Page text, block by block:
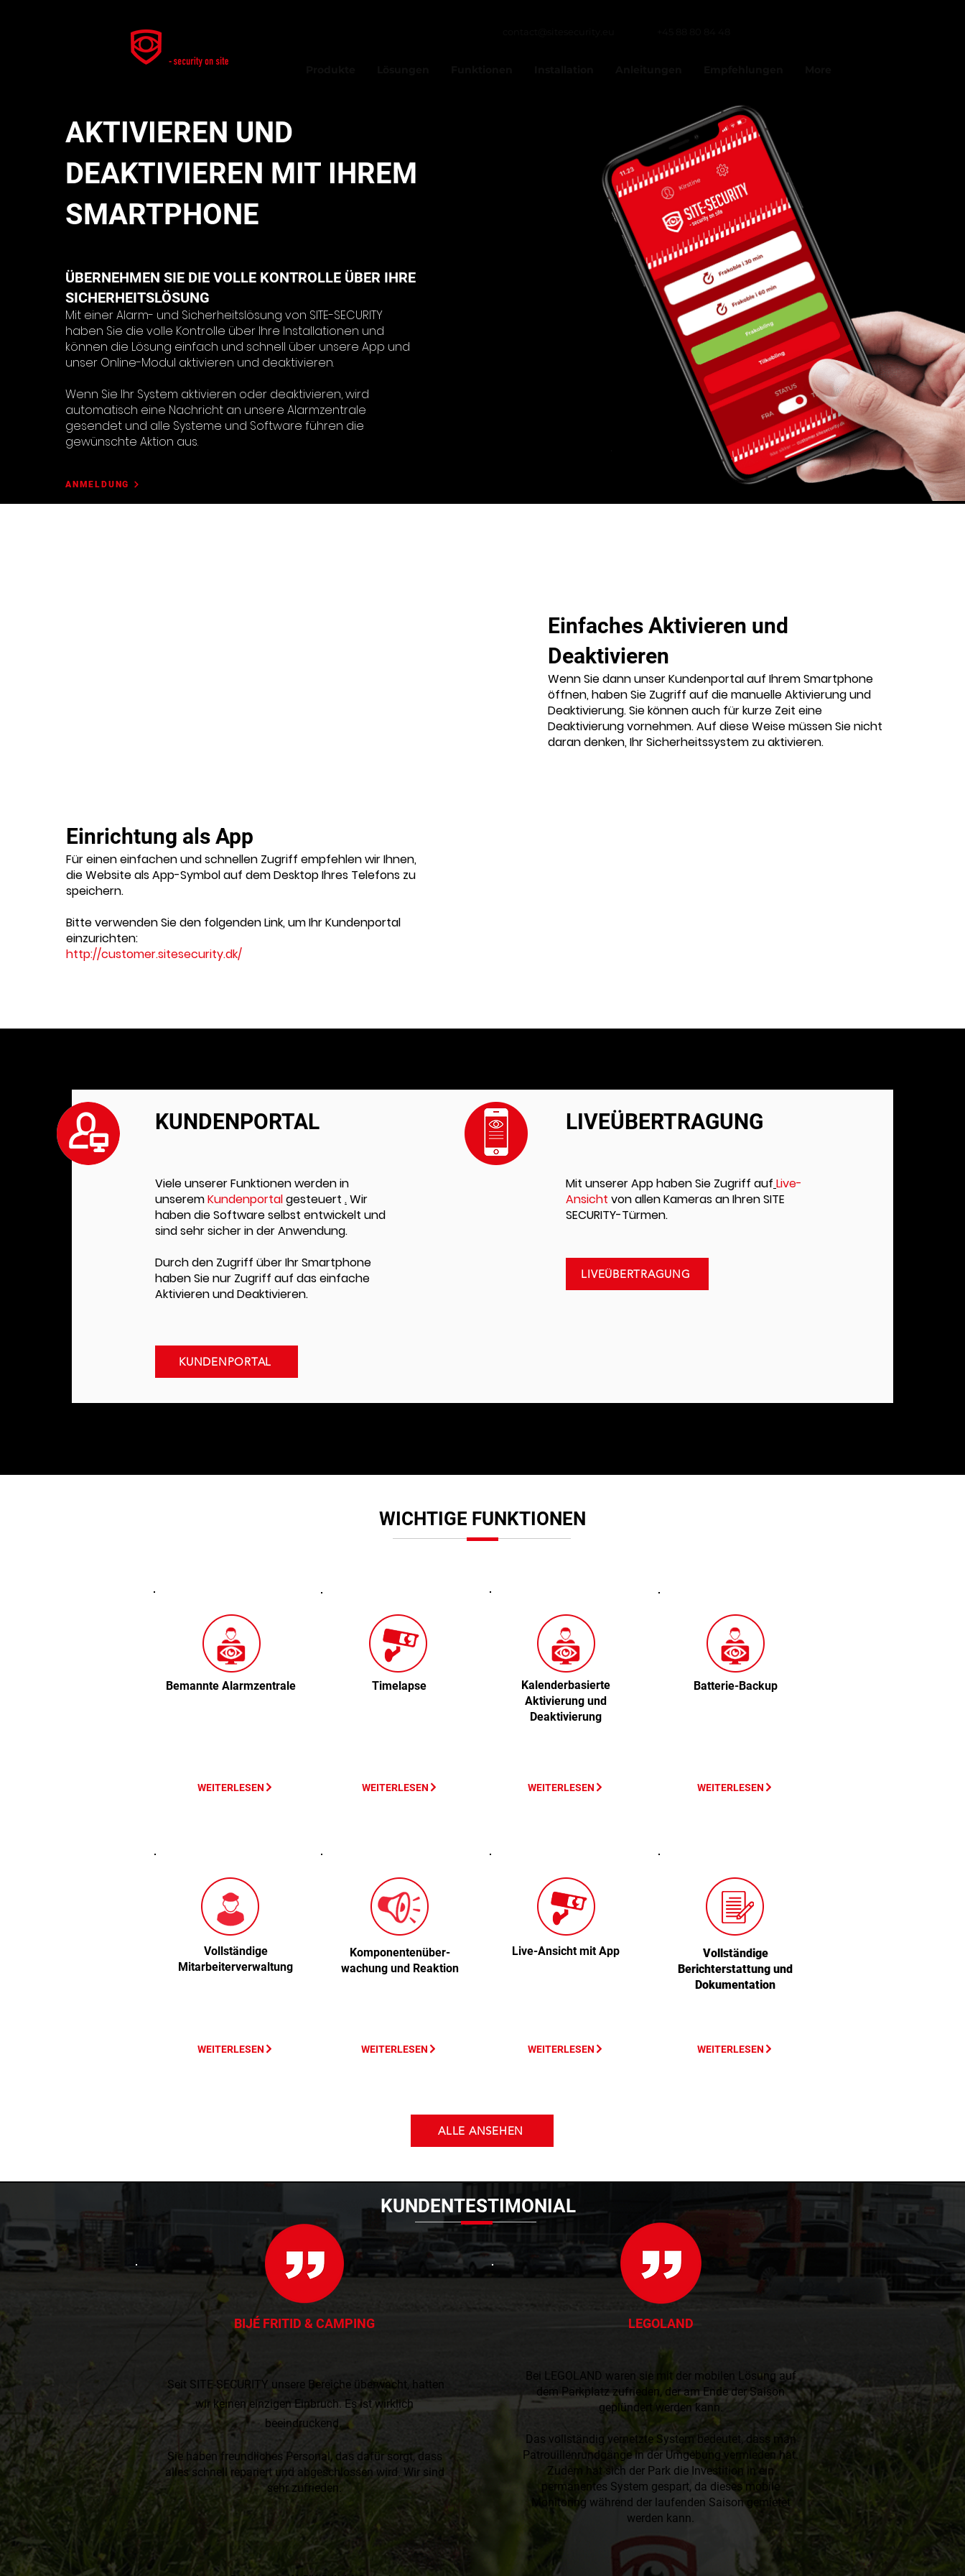
AKTIVIEREN UND
DEAKTIVIEREN MIT IHREM
SMARTPHONE
ÜBERNEHMEN SIE DIE VOLLE KONTROLLE ÜBER IHRE
SICHERHEITSLÖSUNG
Mit einer Alarm- und Sicherheitslösung von SITE-SECURITY
haben Sie die volle Kontrolle über Ihre Installationen und
können die Lösung einfach und schnell über unsere App und
unser Online-Modul aktivieren und deaktivieren.
Wenn Sie Ihr System aktivieren oder deaktivieren, wird
automatisch eine Nachricht an unsere Alarmzentrale
gesendet und alle Systeme und Software führen die
gewünschte Aktion aus.
ANMELDUNG
Einfaches Aktivieren und
Deaktivieren
Wenn Sie dann unser Kundenportal auf Ihrem Smartphone
öffnen, haben Sie Zugriff auf die manuelle Aktivierung und
Deaktivierung. Sie können auch für kurze Zeit eine
Deaktivierung vornehmen. Auf diese Weise müssen Sie nicht
daran denken, Ihr Sicherheitssystem zu aktivieren.
Einrichtung als App
Für einen einfachen und schnellen Zugriff empfehlen wir Ihnen,
die Website als App-Symbol auf dem Desktop Ihres Telefons zu
speichern.
Bitte verwenden Sie den folgenden Link, um Ihr Kundenportal
einzurichten:
http://customer.sitesecurity.dk/
KUNDENPORTAL
Viele unserer Funktionen werden in
unseremKundenportalgesteuert .Wir
haben die Software selbst entwickelt und
sind sehr sicher in der Anwendung.
Durch den Zugriff über Ihr Smartphone
haben Sie nur Zugriff auf das einfache
Aktivieren und Deaktivieren.
KUNDENPORTAL
LIVEÜBERTRAGUNG
Mit unserer App haben Sie Zugriff auf Live-
Ansicht von allen Kameras an Ihren SITE
SECURITY-Türmen.
LIVEÜBERTRAGUNG
WICHTIGE FUNKTIONEN
Bemannte Alarmzentrale
WEITERLESEN WEITERLESEN
Timelapse
Kalenderbasierte
Aktivierung und
Deaktivierung
WEITERLESEN WEITERLESEN
Batterie-Backup
Vollständige
Mitarbeiterverwaltung
WEITERLESEN WEITERLESEN
Komponentenüber-
wachung und Reaktion
Live-Ansicht mit App
WEITERLESEN WEITERLESEN
Vollständige
Berichterstattung und
Dokumentation
ALLE ANSEHEN
BIJÉ FRITID & CAMPING
Seit SITE-SECURITY unsere Bereiche überwacht, hatten
wir keinen einzigen Einbruch. Es ist wirklich
beeindruckend.​​
Sie haben freundliches Personal, das dafür sorgt, dass
alles schnell repariert und abgeschlossen wird. Wir sind
sehr zufrieden.
LEGOLAND
Bei LEGOLAND waren sie mit der mobilen Lösung auf
dem Parkplatz zufrieden, der am Ende der Saison
geplündert werden kann.
Das vollständig vernetzte System bedeutet, dass man
Patrouillenrundgänge in der Umgebung vermieden hat.
Zudem hat sich der Park die Investition in ein
permanentes System gespart, da dieses mobile
Monitoring während der laufenden Saison gemietet
werden kann.
KUNDENTESTIMONIAL